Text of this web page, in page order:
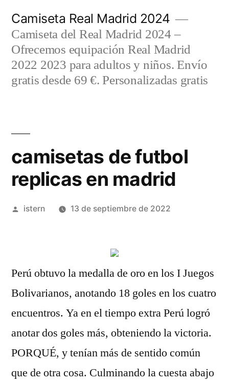
contenido
Camiseta Real Madrid 2024
Camiseta del Real Madrid 2024 –
Ofrecemos equipación Real Madrid
2022 2023 para adultos y niños. Envío
gratis desde 69 €. Personalizadas gratis
camisetas de futbol
replicas en madrid
Publicado
istern 13 de septiembre de 2022
Perú obtuvo la medalla de oro en los I Juegos
Bolivarianos, anotando 18 goles en los cuatro
encuentros. Ya en el tiempo extra Perú logró
anotar dos goles más, obteniendo la victoria.
PORQUÉ, y tenían más de sentido común
que de otra cosa. Culminando la cuesta abajo